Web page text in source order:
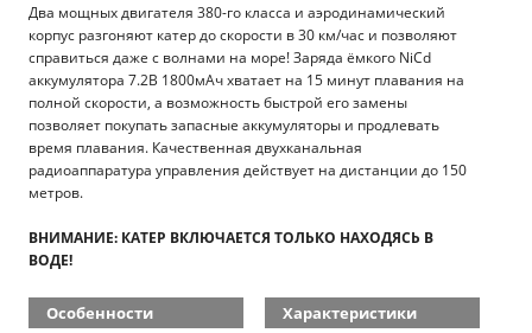
Два мощных двигателя 380-го класса и аэродинамический
корпус разгоняют катер до скорости в 30 км/час и позволяют
справиться даже с волнами на море! Заряда ёмкого NiCd
аккумулятора 7.2В 1800мАч хватает на 15 минут плавания на
полной скорости, а возможность быстрой его замены
позволяет покупать запасные аккумуляторы и продлевать
время плавания. Качественная двухканальная
радиоаппаратура управления действует на дистанции до 150
метров.
ВНИМАНИЕ: КАТЕР ВКЛЮЧАЕТСЯ ТОЛЬКО НАХОДЯСЬ В
ВОДЕ!
Особенности Характеристики